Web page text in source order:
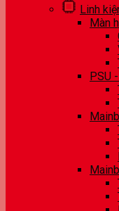
Linh
Màn
PSU